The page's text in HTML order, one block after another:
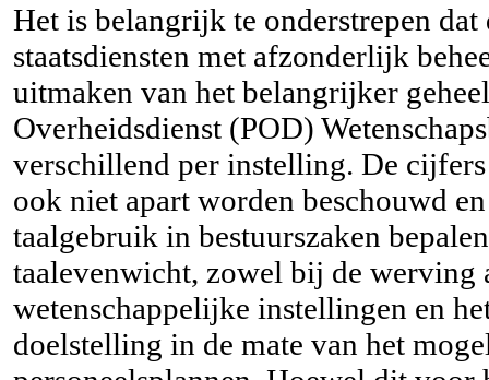
Het is belangrijk te onderstrepen
staatsdiensten met afzonderlijk
uitmaken van het belangrijker
Overheidsdienst (POD)
verschillend per instelling. De
ook niet apart worden beschouwd
taalgebruik in bestuurszaken
taalevenwicht, zowel bij de werving
wetenschappelijke instellingen en
doelstelling in de mate van het